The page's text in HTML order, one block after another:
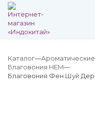
Каталог
Благовония HEM
Благовония Фен Шуй